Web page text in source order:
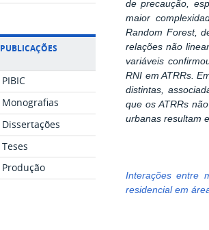
PUBLICAÇÕES
PIBIC
Monografias
Dissertações
Teses
Produção
de precaução,
maior
Random Forest,
relações não
variáveis
RNI em ATRRs.
distintas,
que os ATRRs
urbanas resultam
Interações entre
residencial em